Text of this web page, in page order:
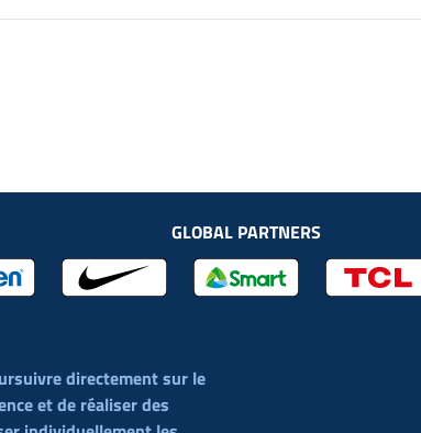
directement sur le
et de réaliser des
GLOBAL PARTNERS